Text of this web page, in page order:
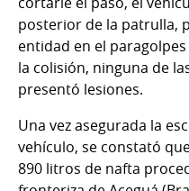
posterior de la patrulla,
entidad en el
la colisión, ninguna de
presentó lesiones.
Una vez asegurada la
vehículo, se constató
890 litros de nafta